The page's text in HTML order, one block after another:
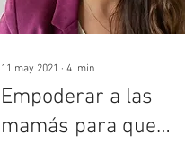
11 may 2021 ∙ 4 min
Empoderar a las
mamás para que